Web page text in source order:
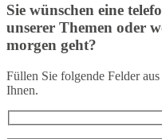
Sie wünschen eine
unserer Themen oder
morgen geht?
Füllen Sie folgende Felder
Ihnen.